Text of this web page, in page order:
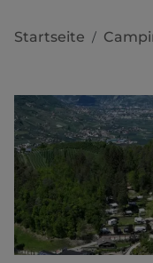
Startseite /